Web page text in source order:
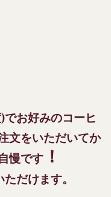
お好みのコーヒ
文をいただいてか
慢です ！
だけます。